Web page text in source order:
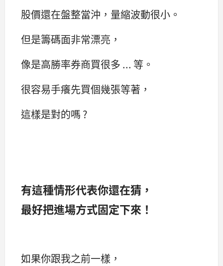
股價還在盤整當沖，量縮波動很小。
但是籌碼面非常漂亮，
像是高勝率券商買很多 ... 等。
很容易手癢先買個幾張等著，
這樣是對的嗎 ?
有這種情形代表你還在猜，
最好把進場方式固定下來！
如果你跟我之前一樣，